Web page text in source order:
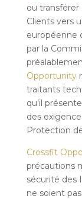
ou
Clients vers
européenne
par la
Opportunity
traitants
qu’il
des
Protection
Crossfit
précautions
sécurité des
ne soient